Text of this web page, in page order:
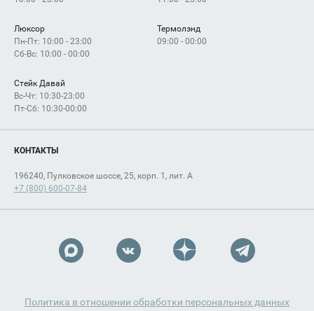
Люксор
Пн-Пт: 10:00 - 23:00
Сб-Вс: 10:00 - 00:00
Термолэнд
09:00 - 00:00
Стейк Давай
Вс-Чт: 10:30-23:00
Пт-Сб: 10:30-00:00
КОНТАКТЫ
196240, Пулковское шоссе, 25, корп. 1, лит. А
+7 (800) 600-07-84
Политика в отношении обработки персональных данных